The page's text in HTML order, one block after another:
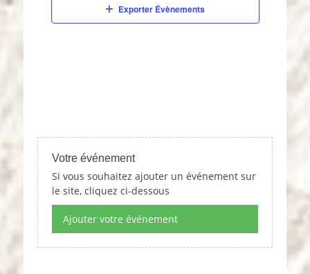
t
Exporter Évènements
Votre événement
Si vous souhaitez ajouter un événement sur
le site, cliquez ci-dessous
Ajouter votre événement